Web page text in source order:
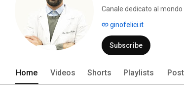
Canale dedicato al
semplicemente
ginofelici.it
Subscribe
Home Videos Shorts Playlists